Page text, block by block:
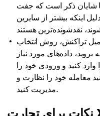
شایان ذکر است که جفت
اینکه بیشتر از سایرین
تراکنش، روش انتخاب
داده‌های مورد نیاز
وارد کنید و ورودی خود را
معامله خود را نظارت و
مدیریت کنید.
نکات برای تجارت XMR و کسب بیشترین